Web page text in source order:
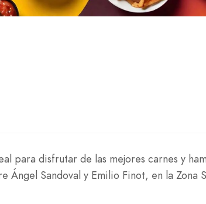
para disfrutar de las mejores carnes y
Ángel Sandoval y Emilio Finot, en la Zona